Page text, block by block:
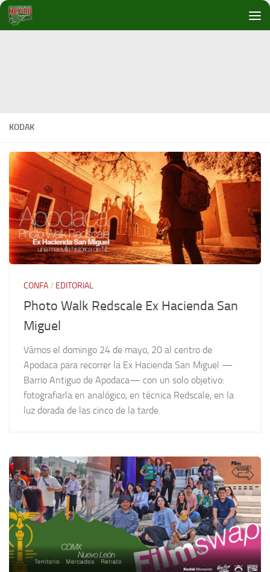
Debajo del contenido
KODAK
CONFA/ EDITORIAL
Photo Walk Redscale Ex Hacienda San
Miguel
Vámos el domingo 24 de mayo, 20 al centro de
Apodaca para recorrer la Ex Hacienda San Miguel —
Barrio Antiguo de Apodaca— con un solo objetivo:
fotografiarla en analógico, en técnica Redscale, en la
luz dorada de las cinco de la tarde.